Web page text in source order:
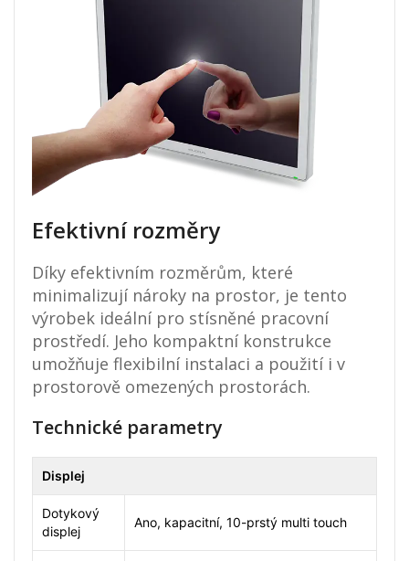
Efektivní rozměry
Díky efektivním rozměrům, které
minimalizují nároky na prostor, je tento
výrobek ideální pro stísněné pracovní
prostředí. Jeho kompaktní konstrukce
umožňuje flexibilní instalaci a použití i v
prostorově omezených prostorách.
Technické parametry
Displej
Dotykový
displej
Ano, kapacitní, 10-prstý multi touch